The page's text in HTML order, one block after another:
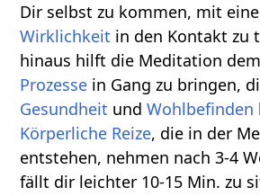
Dir selbst zu kommen, mit
Wirklichkeit in den Kontakt zu
hinaus hilft die Meditation
Prozesse in Gang zu bringen,
Gesundheit undWohlbefinden
Körperliche Reize, die in der
entstehen, nehmen nach 3-4
fällt dir leichter 10-15 Min. zu